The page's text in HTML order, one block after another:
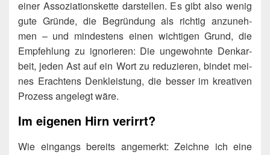
einer Asso­zia­ti­ons­ket­te dar­stel­len. Es gibt also wenig
gute Grün­de, die Begrün­dung als rich­tig anzu­neh­
men – und min­des­tens einen wich­ti­gen Grund, die
Emp­feh­lung zu igno­rie­ren: Die unge­wohn­te Denk­ar­
beit, jeden Ast auf ein Wort zu redu­zie­ren, bin­det mei­
nes Erach­tens Denk­leis­tung, die bes­ser im krea­ti­ven
Pro­zess ange­legt wäre.
Im eigenen Hirn verirrt?
Wie ein­gangs bereits ange­merkt: Zeich­ne ich eine